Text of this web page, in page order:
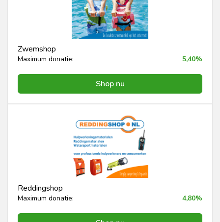
Zwemshop
Maximum donatie: 5,40%
Shop nu
Reddingshop
Maximum donatie: 4,80%